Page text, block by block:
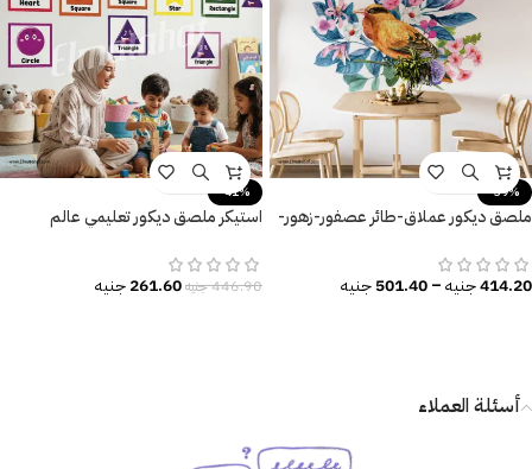
-39%
ملصق ديكور عملاق-طائر عصفور-زهور-
414.20جنيه–
501.40جنيه
-41%
استيكر ملصق ديكور تعليمي عالم
446.90جنيه261.60جنيه
أسئلة العملاء